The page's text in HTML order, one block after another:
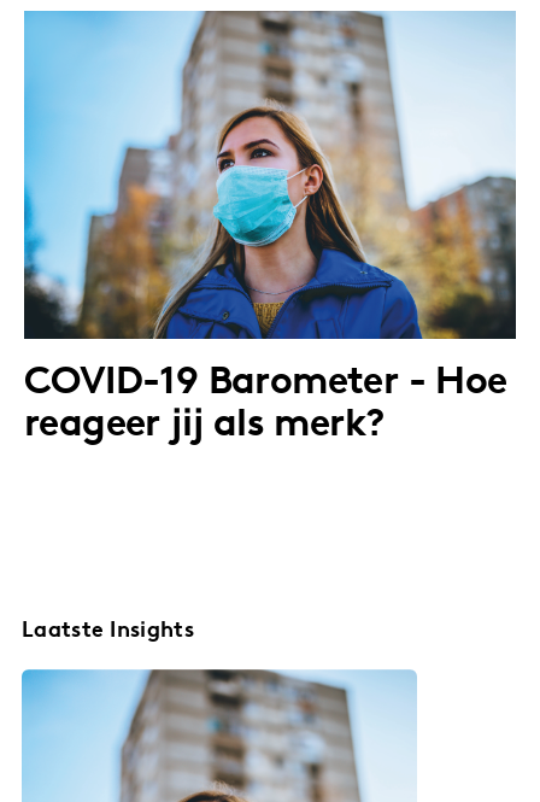
COVID-19 Barometer - Hoe
reageer jij als merk?
Laatste Insights